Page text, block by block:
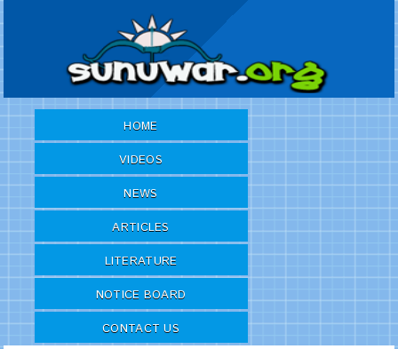
HOME
VIDEOS
NEWS
ARTICLES
LITERATURE
NOTICE BOARD
CONTACT US